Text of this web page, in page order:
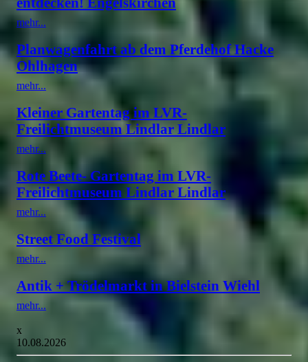
mehr...
Planwagenfahrt ab dem Pferdehof Hacke
Ohlhagen
mehr...
Kleiner Gartentag im LVR-
Freilichtmuseum Lindlar Lindlar
mehr...
Rote Beete- Gartentag im LVR-
Freilichtmuseum Lindlar Lindlar
mehr...
Street Food Festival
mehr...
Antik + Trödelmarkt in Bielstein Wiehl
mehr...
x
10.08.2026